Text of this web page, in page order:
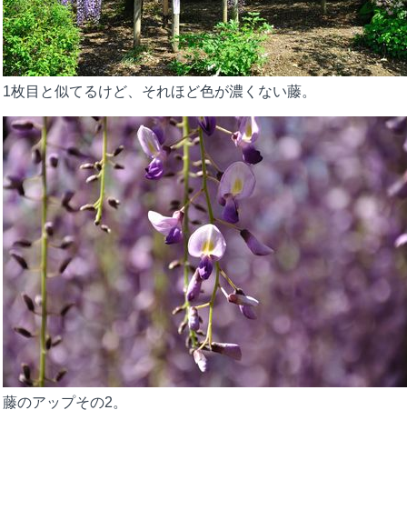
1枚目と似てるけど、それほど色が濃くない藤。
藤のアップその2。